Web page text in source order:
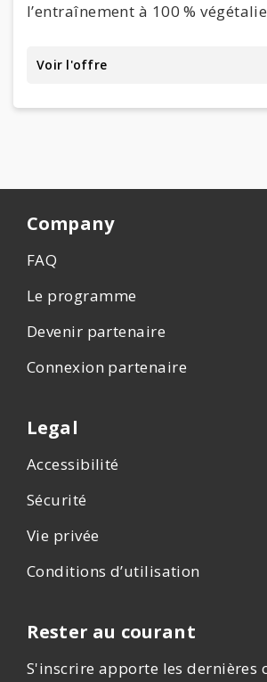
l’entraînement à 100 %
Voir l'offre
Company
FAQ
Le programme
Devenir partenaire
Connexion partenaire
Legal
Accessibilité
Sécurité
Vie privée
Conditions d’utilisation
Rester au courant
S'inscrire apporte les dernières